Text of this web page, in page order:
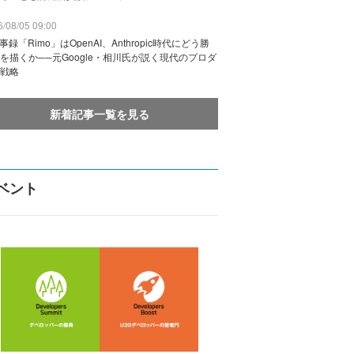
08/05 09:00
録「Rimo」はOpenAI、Anthropic時代にどう勝
描くか──元Google・相川氏が説く現代のプロダ
略
新着記事一覧を見る
ント